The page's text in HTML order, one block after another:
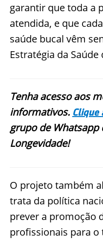
garantir que toda a
atendida, e que
saúde bucal vêm
Estratégia da Saúde
Tenha acesso aos
informativos. Clique
grupo de
Longevidade!
O projeto também
trata da política
prever a promoção
profissionais para